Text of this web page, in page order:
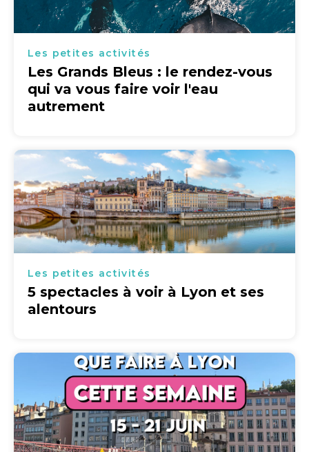
Les petites activités
Les Grands Bleus : le rendez-vous
qui va vous faire voir l'eau
autrement
Les petites activités
5 spectacles à voir à Lyon et ses
alentours